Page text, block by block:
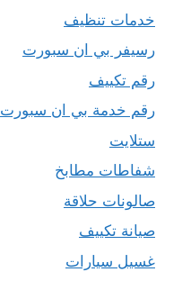
خدمات تنظيف
رسيفر بي ان سبورت
رقم تكييف
رقم خدمة بي ان سبورت
ستلايت
شفاطات مطابخ
صالونات حلاقة
صيانة تكييف
غسيل سيارات